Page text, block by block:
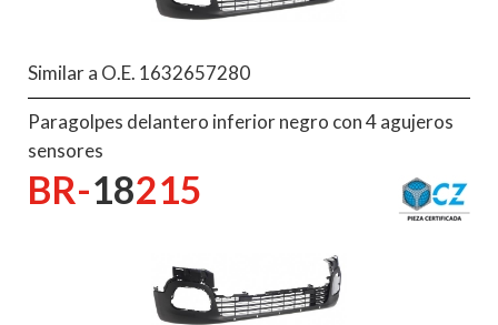
Similar a O.E. 1632657280
Paragolpes delantero inferior negro con 4 agujeros
sensores
BR-18215